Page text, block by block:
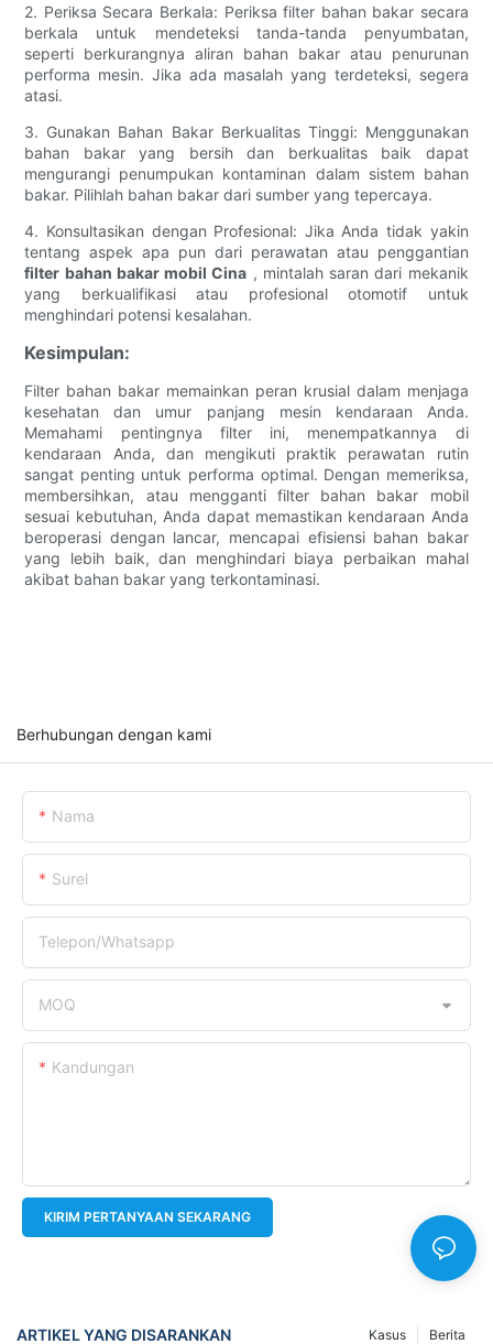
2. Periksa Secara Berkala: Periksa filter bahan bakar secara
berkala untuk mendeteksi tanda-tanda penyumbatan,
seperti berkurangnya aliran bahan bakar atau penurunan
performa mesin. Jika ada masalah yang terdeteksi, segera
atasi.
3. Gunakan Bahan Bakar Berkualitas Tinggi: Menggunakan
bahan bakar yang bersih dan berkualitas baik dapat
mengurangi penumpukan kontaminan dalam sistem bahan
bakar. Pilihlah bahan bakar dari sumber yang tepercaya.
4. Konsultasikan dengan Profesional: Jika Anda tidak yakin
tentang aspek apa pun dari perawatan atau penggantian
filter bahan bakar mobil Cina , mintalah saran dari mekanik
yang berkualifikasi atau profesional otomotif untuk
menghindari potensi kesalahan.
Kesimpulan:
Filter bahan bakar memainkan peran krusial dalam menjaga
kesehatan dan umur panjang mesin kendaraan Anda.
Memahami pentingnya filter ini, menempatkannya di
kendaraan Anda, dan mengikuti praktik perawatan rutin
sangat penting untuk performa optimal. Dengan memeriksa,
membersihkan, atau mengganti filter bahan bakar mobil
sesuai kebutuhan, Anda dapat memastikan kendaraan Anda
beroperasi dengan lancar, mencapai efisiensi bahan bakar
yang lebih baik, dan menghindari biaya perbaikan mahal
akibat bahan bakar yang terkontaminasi.
Berhubungan dengan kami
Nama
Surel
Telepon/whatsapp
MOQ
Kandungan
KIRIM PERTANYAAN SEKARANG
ARTIKEL YANG DISARANKAN Berita
Kasus